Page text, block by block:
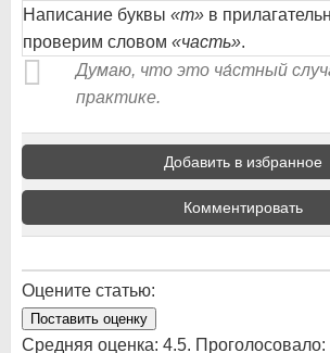
Написание буквы «т» в
проверим словом «часть».
Думаю, что это ча́стный
практике.
Добавить в избранное
Комментировать
Оцените статью:
Поставить оценку
Средняя оценка: 4.5. Проголосовало: